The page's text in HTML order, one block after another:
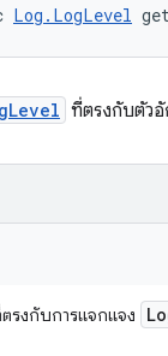
Log.LogLevel
ที่ตรงกับตัว
รงกับการแจกแจง